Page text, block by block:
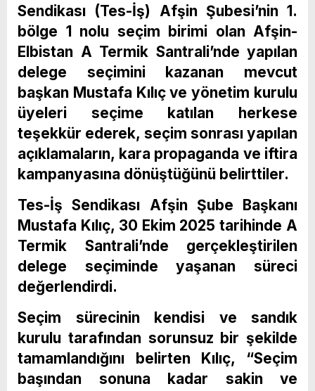
Sendikası (Tes-İş) Afşin Şubesi’nin 1.
bölge 1 nolu seçim birimi olan Afşin-
Elbistan A Termik Santrali’nde yapılan
delege seçimini kazanan mevcut
başkan Mustafa Kılıç ve yönetim kurulu
üyeleri seçime katılan herkese
teşekkür ederek, seçim sonrası yapılan
açıklamaların, kara propaganda ve iftira
kampanyasına dönüştüğünü belirttiler.
Tes-İş Sendikası Afşin Şube Başkanı
Mustafa Kılıç, 30 Ekim 2025 tarihinde A
Termik Santrali’nde gerçekleştirilen
delege seçiminde yaşanan süreci
değerlendirdi.
Seçim sürecinin kendisi ve sandık
kurulu tarafından sorunsuz bir şekilde
tamamlandığını belirten Kılıç, “Seçim
başından sonuna kadar sakin ve